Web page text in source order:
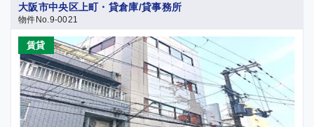
大阪市中央区上町・貸倉庫/貸事務所
物件No.9-0021
賃貸